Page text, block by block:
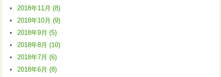
2018年11月 (8)
2018年10月 (9)
2018年9月 (5)
2018年8月 (10)
2018年7月 (6)
2018年6月 (8)